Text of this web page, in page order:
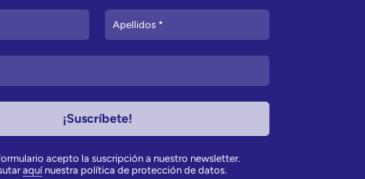
acepto la suscripción a nuestro newsletter.
aquí nuestra política de protección de datos.